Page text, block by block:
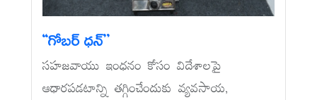
‘‘గోబర్‌ ధన్‌’’
సహజవాయు ఇంధనం కోసం విదేశాలపై
ఆధారపడటాన్ని తగ్గించేందుకు వ్యవసాయ,